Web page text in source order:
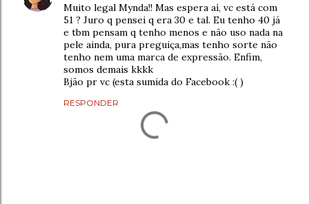
Muito legal Mynda!! Mas espera aí, vc está com
51 ? Juro q pensei q era 30 e tal. Eu tenho 40 já
e tbm pensam q tenho menos e não uso nada na
pele ainda, pura preguiça,mas tenho sorte não
tenho nem uma marca de expressão. Enfim,
somos demais kkkk
Bjão pr vc (esta sumida do Facebook :( )
RESPONDER